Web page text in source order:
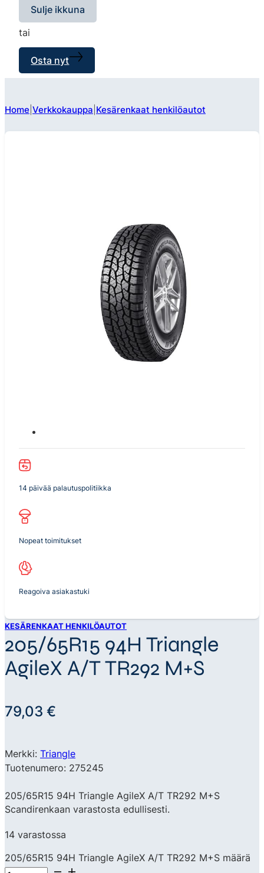
Sulje ikkuna
tai
Osta nyt
Home Verkkokauppa Kesärenkaat henkilöautot
14 päivää palautuspolitiikka
Nopeat toimitukset
Reagoiva asiakastuki
KESÄRENKAAT HENKILÖAUTOT
205/65R15 94H Triangle
AgileX A/T TR292 M+S
79,03 €
Merkki: Triangle
Tuotenumero: 275245
205/65R15 94H Triangle AgileX A/T TR292 M+S
Scandirenkaan varastosta edullisesti.
14 varastossa
205/65R15 94H Triangle AgileX A/T TR292 M+S määrä